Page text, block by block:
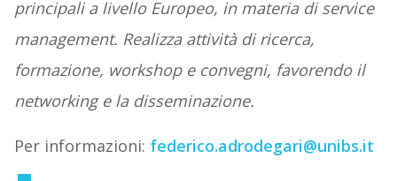
principali a livello Europeo, in materia di service
management. Realizza attività di ricerca,
formazione, workshop e convegni, favorendo il
networking e la disseminazione.
Per informazioni: federico.adrodegari@unibs.it